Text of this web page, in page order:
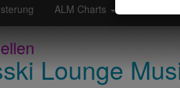
ALM Charts
Lounge